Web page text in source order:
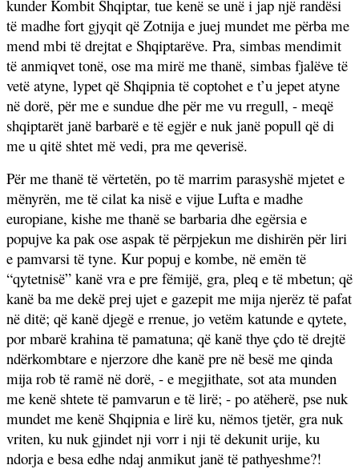
kunder Kombit Shqiptar, tue kenë se unë i jap një randësi
të madhe fort gjyqit që Zotnija e juej mundet me përba me
mend mbi të drejtat e Shqiptarëve. Pra, simbas mendimit
të anmiqvet tonë, ose ma mirë me thanë, simbas fjalëve të
vetë atyne, lypet që Shqipnia të coptohet e t’u jepet atyne
në dorë, për me e sundue dhe për me vu rregull, - meqë
shqiptarët janë barbarë e të egjër e nuk janë popull që di
me u qitë shtet më vedi, pra me qeverisë.
Për me thanë të vërtetën, po të marrim parasyshë mjetet e
mënyrën, me të cilat ka nisë e vijue Lufta e madhe
europiane, kishe me thanë se barbaria dhe egërsia e
popujve ka pak ose aspak të përpjekun me dishirën për liri
e pamvarsi të tyne. Kur popuj e kombe, në emën të
“qytetnisë” kanë vra e pre fëmijë, gra, pleq e të mbetun; që
kanë ba me dekë prej ujet e gazepit me mija njerëz të pafat
në ditë; që kanë djegë e rrenue, jo vetëm katunde e qytete,
por mbarë krahina të pamatuna; që kanë thye çdo të drejtë
ndërkombtare e njerzore dhe kanë pre në besë me qinda
mija rob të ramë në dorë, - e megjithate, sot ata munden
me kenë shtete të pamvarun e të lirë; - po atëherë, pse nuk
mundet me kenë Shqipnia e lirë ku, nëmos tjetër, gra nuk
vriten, ku nuk gjindet nji vorr i nji të dekunit urije, ku
ndorja e besa edhe ndaj anmikut janë të pathyeshme?!